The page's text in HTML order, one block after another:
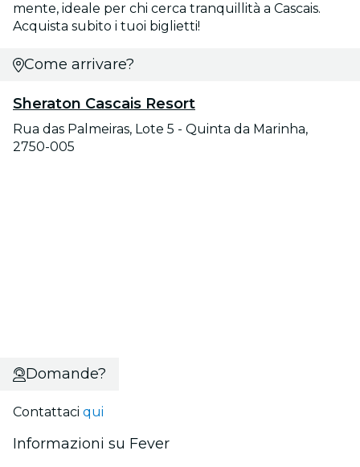
mente, ideale per chi cerca tranquillità a Cascais.
Acquista subito i tuoi biglietti!
Come arrivare?
Sheraton Cascais Resort
Rua das Palmeiras, Lote 5 - Quinta da Marinha,
2750-005
Domande?
Contattaci qui
Informazioni su Fever